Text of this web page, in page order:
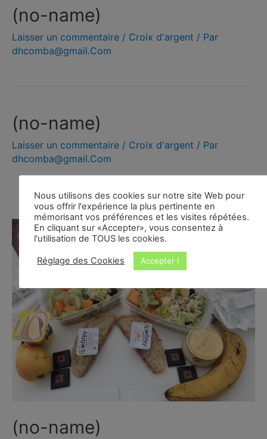
(no-name)
Laisser un commentaire / Croix d'argent / Par
dhcomba@gmail.Com
(no-name)
Laisser un commentaire / Croix d'argent / Par
dhcomba@gmail.Com
(no-name)
Nous utilisons des cookies sur notre site Web pour
vous offrir l'expérience la plus pertinente en
mémorisant vos préférences et les visites répétées.
En cliquant sur «Accepter», vous consentez à
l'utilisation de TOUS les cookies.
Réglage des Cookies Accepter !